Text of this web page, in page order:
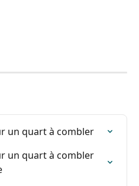
un quart à combler
un quart à combler